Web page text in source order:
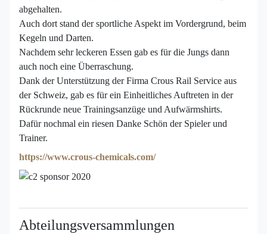
abgehalten.
Auch dort stand der sportliche Aspekt im Vordergrund, beim
Kegeln und Darten.
Nachdem sehr leckeren Essen gab es für die Jungs dann
auch noch eine Überraschung.
Dank der Unterstützung der Firma Crous Rail Service aus
der Schweiz, gab es für ein Einheitliches Auftreten in der
Rückrunde neue Trainingsanzüge und Aufwärmshirts.
Dafür nochmal ein riesen Danke Schön der Spieler und
Trainer.
https://www.crous-chemicals.com/
Abteilungsversammlungen